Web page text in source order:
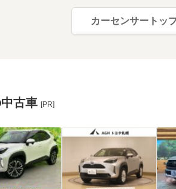
カーセンサートッ
古車 [PR]